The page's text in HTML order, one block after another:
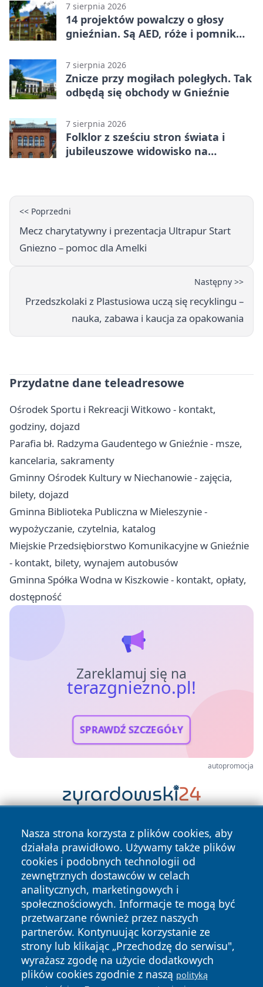
7 sierpnia 2026
14 projektów powalczy o głosy
gnieźnian. Są AED, róże i pomnik
7 sierpnia 2026
Znicze przy mogiłach poległych. Tak
odbędą się obchody w Gnieźnie
7 sierpnia 2026
Folklor z sześciu stron świata i
jubileuszowe widowisko na
<< Poprzedni
Mecz charytatywny i prezentacja Ultrapur Start
Gniezno – pomoc dla Amelki
Następny >>
Przedszkolaki z Plastusiowa uczą się recyklingu –
nauka, zabawa i kaucja za opakowania
Przydatne dane teleadresowe
Ośrodek Sportu i Rekreacji Witkowo - kontakt,
godziny, dojazd
Parafia bł. Radzyma Gaudentego w Gnieźnie - msze,
kancelaria, sakramenty
Gminny Ośrodek Kultury w Niechanowie - zajęcia,
bilety, dojazd
Gminna Biblioteka Publiczna w Mieleszynie -
wypożyczanie, czytelnia, katalog
Miejskie Przedsiębiorstwo Komunikacyjne w Gnieźnie
- kontakt, bilety, wynajem autobusów
Gminna Spółka Wodna w Kiszkowie - kontakt, opłaty,
dostępność
Zareklamuj się na
terazgniezno.pl!
SPRAWDŹ SZCZEGÓŁY
autopromocja
Nasza strona korzysta z plików cookies, aby
działała prawidłowo. Używamy także plików
cookies i podobnych technologii od
zewnętrznych dostawców w celach
analitycznych, marketingowych i
społecznościowych. Informacje te mogą być
przetwarzane również przez naszych
partnerów. Kontynuując korzystanie ze
strony lub klikając „Przechodzę do serwisu",
wyrażasz zgodę na użycie dodatkowych
plików cookies zgodnie z naszą polityką
Copyright © 2026 terazgniezno.pl Wszystkie prawa
zastrzeżone.
News Autorzy
Polityka
Prywatności
Polityka
Cookies